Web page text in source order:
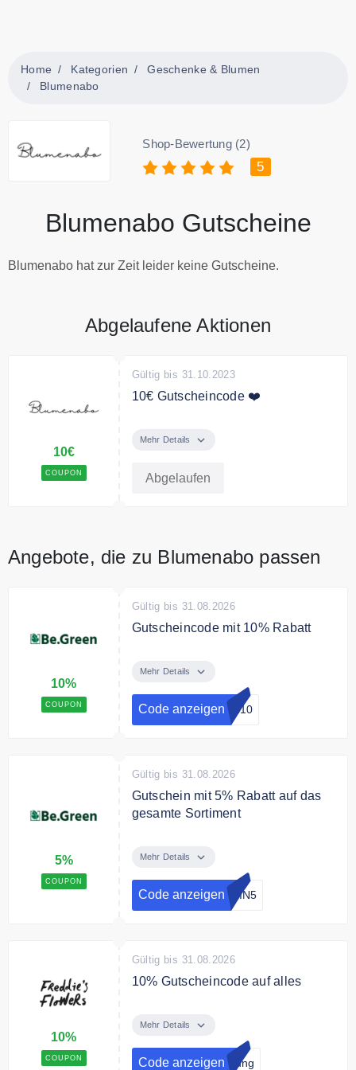
Home Kategorien
Geschenke & Blumen
Blumenabo
Shop-Bewertung (2)
5
Blumenabo Gutscheine
Blumenabo hat zur Zeit leider keine Gutscheine.
Abgelaufene Aktionen
10€
COUPON
Gültig bis 31.10.2023
10€ Gutscheincode ❤️
10€ auf Deine erste Bestellung.
Mehr Details
Abgelaufen
Angebote, die zu Blumenabo passen
10%
COUPON
Gültig bis 31.08.2026
Gutscheincode mit 10% Rabatt
% Rabatt auf alle Produkte
Mehr Details
Code anzeigen IN10
5%
COUPON
Gültig bis 31.08.2026
Gutschein mit 5% Rabatt auf das
gesamte Sortiment
Kasse und sichern Sie sich 5 %
Rabatt auf alle Produkte
Mehr Details
Code anzeigen WIN5
10%
COUPON
Gültig bis 31.08.2026
10% Gutscheincode auf alles
und 10% Gutschein sichern
Mehr Details
Code anzeigen dung